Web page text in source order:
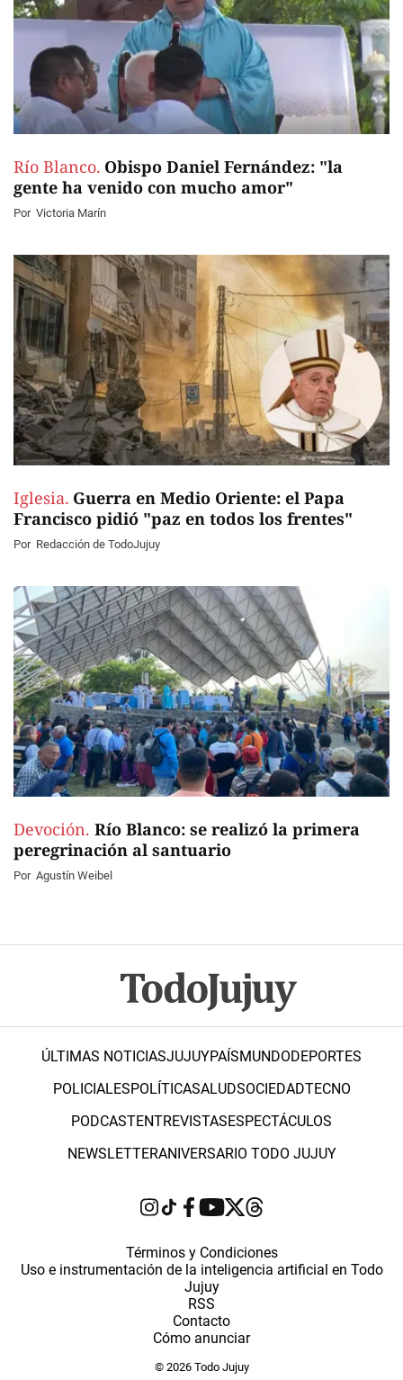
Río Blanco. Obispo Daniel Fernández: "la
gente ha venido con mucho amor"
Por Victoria Marín
Iglesia. Guerra en Medio Oriente: el Papa
Francisco pidió "paz en todos los frentes"
Por Redacción de TodoJujuy
Devoción. Río Blanco: se realizó la primera
peregrinación al santuario
Por Agustín Weibel
ÚLTIMAS NOTICIASJUJUYPAÍSMUNDODEPORTES
POLICIALESPOLÍTICASALUDSOCIEDADTECNO
PODCASTENTREVISTASESPECTÁCULOS
NEWSLETTERANIVERSARIO TODO JUJUY
Términos y Condiciones
Uso e instrumentación de la inteligencia artificial en Todo
Jujuy
RSS
Contacto
Cómo anunciar
© 2026 Todo Jujuy